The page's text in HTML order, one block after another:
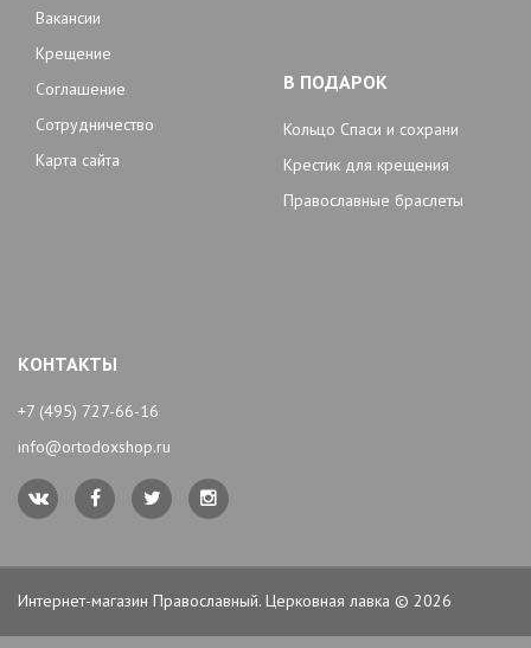
Вакансии
Крещение
Соглашение
Сотрудничество
Карта сайта
В ПОДАРОК
Кольцо Спаси и сохрани
Крестик для крещения
Православные браслеты
КОНТАКТЫ
+7 (495) 727-66-16
info@ortodoxshop.ru
Интернет-магазин Православный. Церковная лавка © 2026